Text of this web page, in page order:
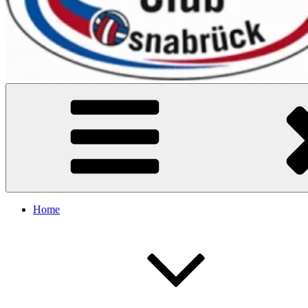
VC Osnabrück
Home